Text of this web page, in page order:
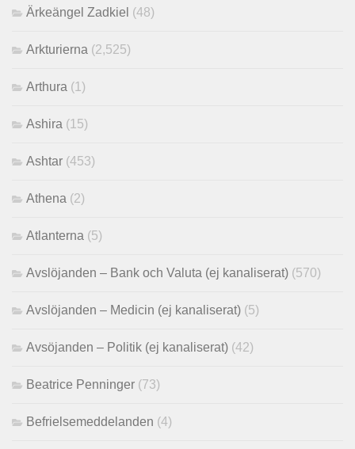
Ärkeängel Zadkiel (48)
Arkturierna (2,525)
Arthura (1)
Ashira (15)
Ashtar (453)
Athena (2)
Atlanterna (5)
Avslöjanden – Bank och Valuta (ej kanaliserat) (570)
Avslöjanden – Medicin (ej kanaliserat) (5)
Avsöjanden – Politik (ej kanaliserat) (42)
Beatrice Penninger (73)
Befrielsemeddelanden (4)